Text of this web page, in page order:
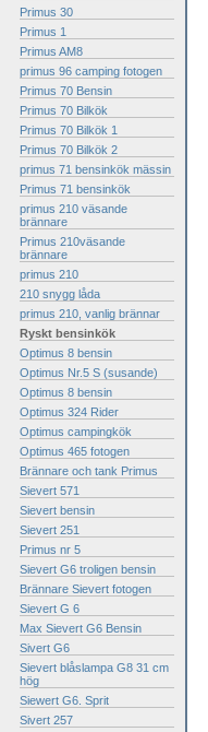
Primus 30
Primus 1
Primus AM8
primus 96 camping fotogen
Primus 70 Bensin
Primus 70 Bilkök
Primus 70 Bilkök 1
Primus 70 Bilkök 2
primus 71 bensinkök mässin
Primus 71 bensinkök
primus 210 väsande
brännare
Primus 210väsande
brännare
primus 210
210 snygg låda
primus 210, vanlig brännar
Ryskt bensinkök
Optimus 8 bensin
Optimus Nr.5 S (susande)
Optimus 8 bensin
Optimus 324 Rider
Optimus campingkök
Optimus 465 fotogen
Brännare och tank Primus
Sievert 571
Sievert bensin
Sievert 251
Primus nr 5
Sievert G6 troligen bensin
Brännare Sievert fotogen
Sievert G 6
Max Sievert G6 Bensin
Sivert G6
Sievert blåslampa G8 31 cm
hög
Siewert G6. Sprit
Sivert 257